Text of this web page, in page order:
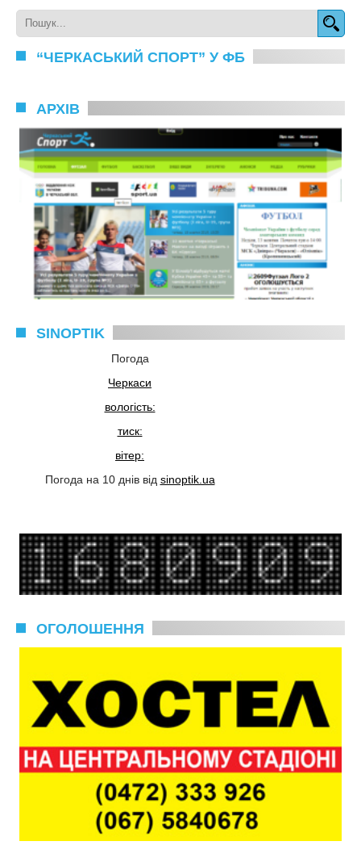
“ЧЕРКАСЬКИЙ СПОРТ” У ФБ
АРХІВ
SINOPTIK
Погода
Черкаси
вологість:
тиск:
вітер:
Погода на 10 днів від sinoptik.ua
ОГОЛОШЕННЯ